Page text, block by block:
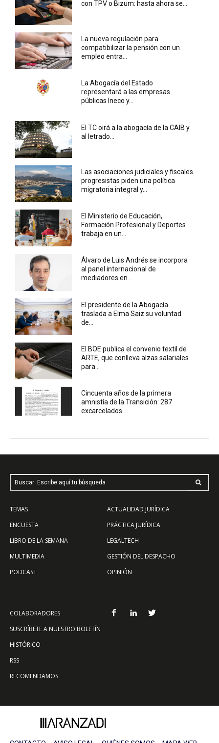
con TPV o Bizum: hasta ahora se...
La nueva regulación para
compatibilizar la pensión con un
empleo entra...
La Abogacía del Estado
representará a las empresas
públicas Ineco y...
El TC oirá a la abogacía de la CAIB y
al letrado...
Las asociaciones judiciales y fiscales
progresistas piden una política
migratoria integral y...
El Ministerio de Educación,
Formación Profesional y Deportes
trabaja en un...
Álvaro de Luis Andrés se incorpora
al panel internacional de
mediadores en...
El presidente de la Abogacía
traslada a Elma Saiz su voluntad
de...
El BOE publica el convenio textil de
ARTE, que conlleva alzas salariales
para...
Cincuenta años de la primera
amnistía de la Transición: 287
excarcelados...
Buscar: Escribe aquí tu búsqueda
TEMAS
ENCUESTA
LIBRO DE LA SEMANA
MULTIMEDIA
PODCAST
ACTUALIDAD JURÍDICA
PRÁCTICA JURÍDICA
LEGALTECH
GESTIÓN DEL DESPACHO
OPINIÓN
COLABORADORES
SUSCRÍBETE A NUESTRO BOLETÍN
HISTÓRICO
RSS
RECOMENDAMOS